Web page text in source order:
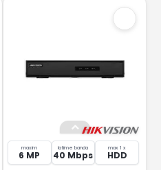
maxim
6 MP
latime banda
40 Mbps
max 1 x
HDD